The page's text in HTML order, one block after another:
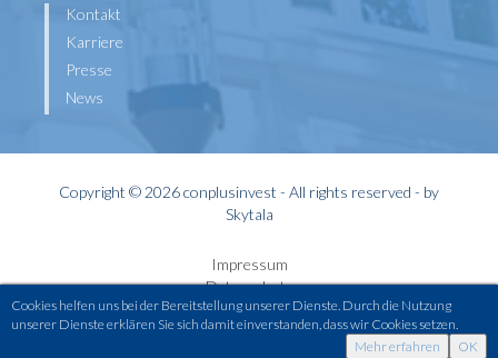
Cookies helfen uns bei der Bereitstellung unserer Dienste. Durch die Nutzung
unserer Dienste erklären Sie sich damit einverstanden, dass wir Cookies setzen.
Mehr erfahren
OK
Kontakt
Karriere
Presse
News
Copyright © 2026 conplusinvest - All rights reserved - by
Skytala
Impressum
Datenschutz
Widerrufsbelehrung
Kontakt